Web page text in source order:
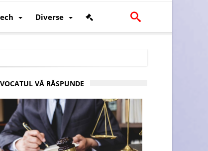
Diverse
VĂ RĂSPUNDE